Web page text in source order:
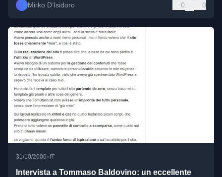
Mirko D’Isidoro 0 0
31/10/2006• IT
Intervista a Tommaso Baldovino: un eccellente